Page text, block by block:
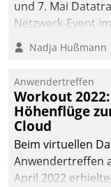
und 7. Mai
Netzwerk-Event im
Kunden- und
statt. Zentrale
Mammutprojekte
meistern und
wuppen – bei
anspruchsvollen
Aufgaben und
abnehmendem
Nadja Hußmann
Anwendertreffen
Workout 2022:
Höhenflüge
Cloud
Beim virtuellen
Anwendertreffen
April 2022